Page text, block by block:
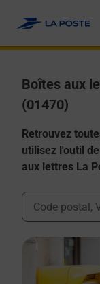
Boîtes aux
(01470)
Retrouvez
utilisez l'outil
aux lettres La
Ville,